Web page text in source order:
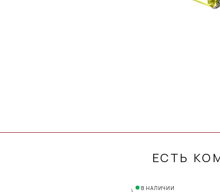
ЕСТЬ
В НАЛИЧИИ